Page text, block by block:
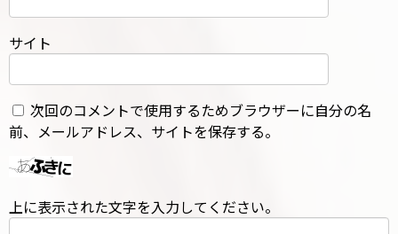
サイト
次回のコメントで使用するためブラウザーに自分の名
前、メールアドレス、サイトを保存する。
上に表示された文字を入力してください。